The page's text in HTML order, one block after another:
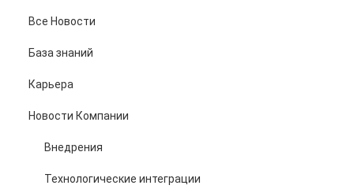
Все Новости
База знаний
Карьера
Новости Компании
Внедрения
Технологические интеграции